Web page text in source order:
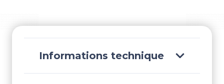
Informations technique